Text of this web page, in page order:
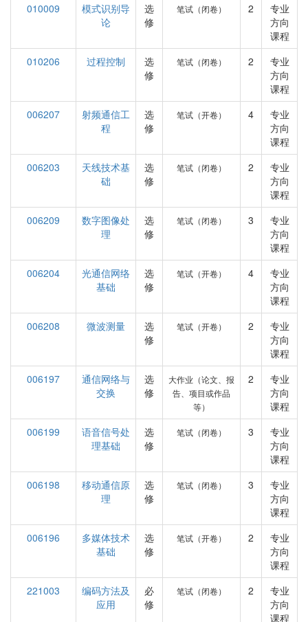
010009
模式识别导
论
选
修
笔试（闭卷） 2
专业
方向
课程
010206
过程控制
选
修
笔试（闭卷） 2
专业
方向
课程
006207
射频通信工
程
选
修
笔试（开卷） 4
专业
方向
课程
006203
天线技术基
础
选
修
笔试（闭卷） 2
专业
方向
课程
006209
数字图像处
理
选
修
笔试（闭卷） 3
专业
方向
课程
006204
光通信网络
基础
选
修
笔试（开卷） 4
专业
方向
课程
006208
微波测量
选
修
笔试（开卷） 2
专业
方向
课程
006197
通信网络与
交换
选
修
大作业（论文、报
告、项目或作品
等）
2
专业
方向
课程
006199
语音信号处
理基础
选
修
笔试（闭卷） 3
专业
方向
课程
006198
移动通信原
理
选
修
笔试（闭卷） 3
专业
方向
课程
006196
多媒体技术
基础
选
修
笔试（开卷） 2
专业
方向
课程
221003
编码方法及
应用
必
修
笔试（闭卷） 2
专业
方向
课程